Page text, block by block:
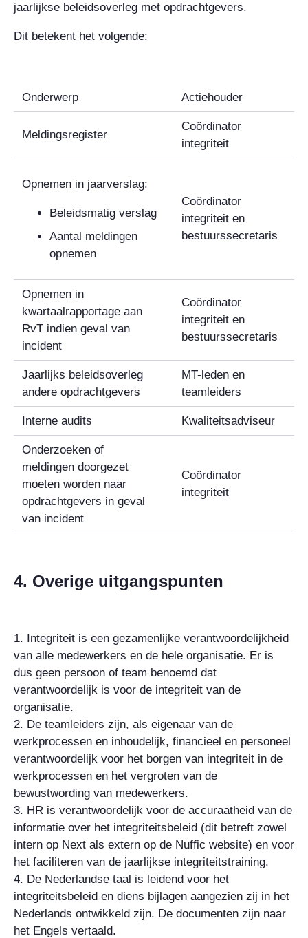
jaarlijkse beleidsoverleg met opdrachtgevers.
Dit betekent het volgende:
Onderwerp Actiehouder
Meldingsregister
Coördinator
integriteit
Opnemen in jaarverslag:
Beleidsmatig verslag
Aantal meldingen
opnemen
Coördinator
integriteit en
bestuurssecretaris
Opnemen in
kwartaalrapportage aan
RvT indien geval van
incident
Coördinator
integriteit en
bestuurssecretaris
Jaarlijks beleidsoverleg
andere opdrachtgevers
MT-leden en
teamleiders
Interne audits Kwaliteitsadviseur
Onderzoeken of
meldingen doorgezet
moeten worden naar
opdrachtgevers in geval
van incident
Coördinator
integriteit
4. Overige uitgangspunten
1. Integriteit is een gezamenlijke verantwoordelijkheid
van alle medewerkers en de hele organisatie. Er is
dus geen persoon of team benoemd dat
verantwoordelijk is voor de integriteit van de
organisatie.
2. De teamleiders zijn, als eigenaar van de
werkprocessen en inhoudelijk, financieel en personeel
verantwoordelijk voor het borgen van integriteit in de
werkprocessen en het vergroten van de
bewustwording van medewerkers.
3. HR is verantwoordelijk voor de accuraatheid van de
informatie over het integriteitsbeleid (dit betreft zowel
intern op Next als extern op de Nuffic website) en voor
het faciliteren van de jaarlijkse integriteitstraining.
4. De Nederlandse taal is leidend voor het
integriteitsbeleid en diens bijlagen aangezien zij in het
Nederlands ontwikkeld zijn. De documenten zijn naar
het Engels vertaald.